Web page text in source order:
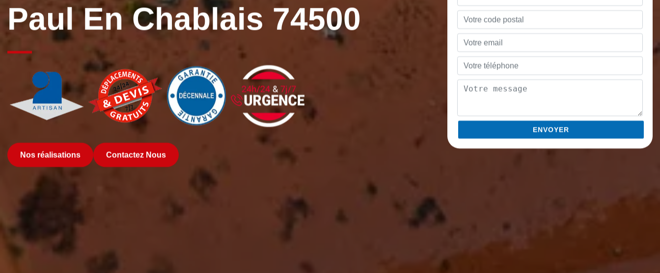
Paul En Chablais 74500
Nos réalisations Contactez Nous